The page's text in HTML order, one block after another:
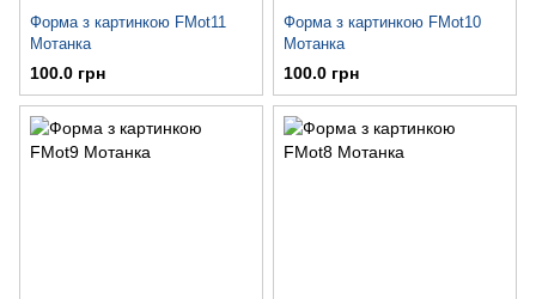
Форма з картинкою FMot11
Мотанка
100.0 грн
Форма з картинкою FMot10
Мотанка
100.0 грн